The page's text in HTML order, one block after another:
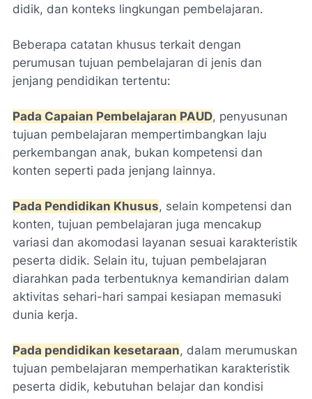
didik, dan konteks lingkungan pembelajaran.
Beberapa catatan khusus terkait dengan
perumusan tujuan pembelajaran di jenis dan
jenjang pendidikan tertentu:
Pada Capaian Pembelajaran PAUD, penyusunan
tujuan pembelajaran mempertimbangkan laju
perkembangan anak, bukan kompetensi dan
konten seperti pada jenjang lainnya.
Pada Pendidikan Khusus, selain kompetensi dan
konten, tujuan pembelajaran juga mencakup
variasi dan akomodasi layanan sesuai karakteristik
peserta didik. Selain itu, tujuan pembelajaran
diarahkan pada terbentuknya kemandirian dalam
aktivitas sehari-hari sampai kesiapan memasuki
dunia kerja.
Pada pendidikan kesetaraan, dalam merumuskan
tujuan pembelajaran memperhatikan karakteristik
peserta didik, kebutuhan belajar dan kondisi